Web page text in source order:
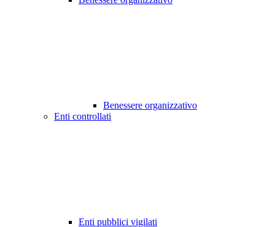
Benessere organizzativo
Enti controllati
Enti pubblici vigilati